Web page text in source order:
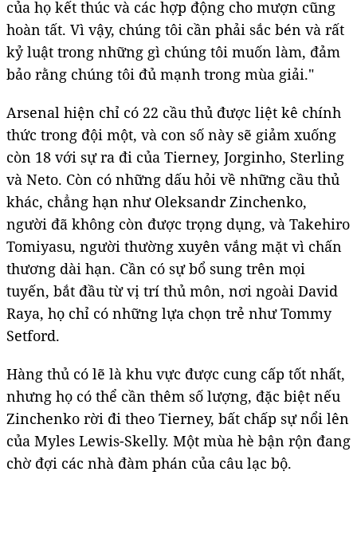
của họ kết thúc và các hợp động cho mượn cũng
hoàn tất. Vì vậy, chúng tôi cần phải sắc bén và rất
kỷ luật trong những gì chúng tôi muốn làm, đảm
bảo rằng chúng tôi đủ mạnh trong mùa giải."
Arsenal hiện chỉ có 22 cầu thủ được liệt kê chính
thức trong đội một, và con số này sẽ giảm xuống
còn 18 với sự ra đi của Tierney, Jorginho, Sterling
và Neto. Còn có những dấu hỏi về những cầu thủ
khác, chẳng hạn như Oleksandr Zinchenko,
người đã không còn được trọng dụng, và Takehiro
Tomiyasu, người thường xuyên vắng mặt vì chấn
thương dài hạn. Cần có sự bổ sung trên mọi
tuyến, bắt đầu từ vị trí thủ môn, nơi ngoài David
Raya, họ chỉ có những lựa chọn trẻ như Tommy
Setford.
Hàng thủ có lẽ là khu vực được cung cấp tốt nhất,
nhưng họ có thể cần thêm số lượng, đặc biệt nếu
Zinchenko rời đi theo Tierney, bất chấp sự nổi lên
của Myles Lewis-Skelly. Một mùa hè bận rộn đang
chờ đợi các nhà đàm phán của câu lạc bộ.